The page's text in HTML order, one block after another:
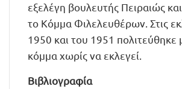
εξελέγη βουλευτής Πειραιώς
το Κόμμα Φιλελευθέρων. Στις
1950 και του 1951 πολιτεύθηκε
κόμμα χωρίς να εκλεγεί.
Βιβλιογραφία